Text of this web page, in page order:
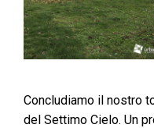
Concludiamo il nostro
del Settimo Cielo. Un